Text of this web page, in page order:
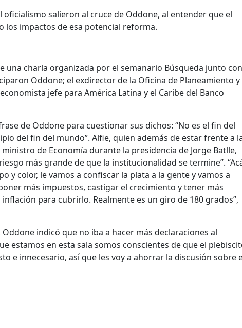
oficialismo salieron al cruce de Oddone, al entender que el
los impactos de esa potencial reforma.
una charla organizada por el semanario Búsqueda junto
Oddone; el exdirector de la Oficina de Planeamiento y
jefe para América Latina y el Caribe del Banco
de Oddone para cuestionar sus dichos: “No es el fin del
del fin del mundo”. Alfie, quien además de estar frente a
de Economía durante la presidencia de Jorge Batlle,
más grande de que la institucionalidad se termine”.
y color, le vamos a confiscar la plata a la gente y vamos a
más impuestos, castigar el crecimiento y tener más
para cubrirlo. Realmente es un giro de 180 grados”,
indicó que no iba a hacer más declaraciones al
estamos en esta sala somos conscientes de que el
e innecesario, así que les voy a ahorrar la discusión sobre